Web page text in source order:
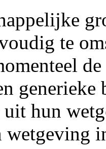
te
hun
wetgeving